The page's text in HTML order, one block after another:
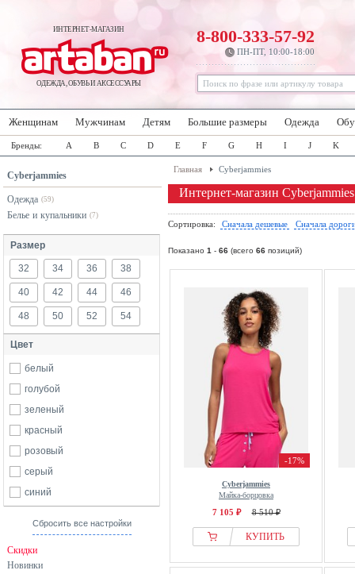
ИНТЕРНЕТ-МАГАЗИН
ОДЕЖДА, ОБУВЬ И АКСЕССУАРЫ
8-800-333-57-92
ПН-ПТ, 10:00-18:00
Женщинам Мужчинам Детям Большие размеры Одежда
Бренды: A B C D E F G H I J K
Cyberjammies
Одежда (59)
Белье и купальники (7)
Размер
32 34 36 38
40 42 44 46
48 50 52 54
Цвет
белый
голубой
зеленый
красный
розовый
серый
синий
Сбросить все настройки
Скидки
Новинки
Главная Cyberjammies
Интернет-магазин Cyberjammies
Сортировка: Сначала дешевые Сначала
Показано 1 - 66 (всего 66 позиций)
-17%
Cyberjammies
Майка-борцовка
7 105 ₽ 8 510 ₽
КУПИТЬ